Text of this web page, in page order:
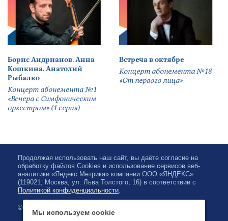
Борис Андрианов. Анна
Кошкина. Анатолий
Рыбалко
Концерт абонемента №1
«Вечера с Симфоническим
оркестром» (1 серия)
Встреча в октябре
Концерт абонемента №18
«От первого лица»
Продолжая использовать наш сайт, вы даёте согласие на
обработку файлов Cookies и использование сервисов веб-
аналитики «Яндекс.Метрика» компании ООО «ЯНДЕКС»
(119021, Москва, ул. Льва Толстого, 16) в соответствии с
Политикой конфиденциальности.
© 2026, Karelian State Philharmonic
Мы используем cookie